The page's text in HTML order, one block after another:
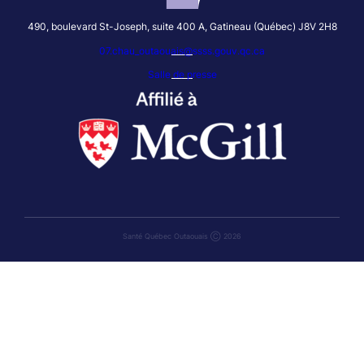
490, boulevard St-Joseph, suite 400 A, Gatineau (Québec) J8V 2H8
07.chau_outaouais@ssss.gouv.qc.ca
Salle de presse
Santé Québec Outaouais Ⓒ 2026